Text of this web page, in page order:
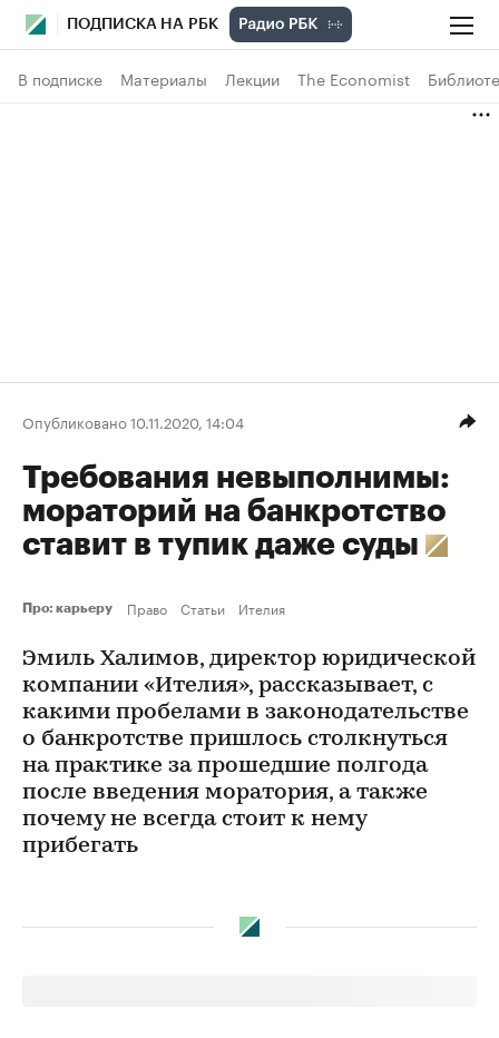
ПОДПИСКА НА РБК
В подписке Материалы Лекции The Economist
Опубликовано 10.11.2020, 14:04
Требования невыполнимы:
мораторий на банкротство
ставит в тупик даже суды
Про: карьеру Право Статьи Ителия
Эмиль Халимов, директор юридической
компании «Ителия», рассказывает, с
какими пробелами в законодательстве
о банкротстве пришлось столкнуться
на практике за прошедшие полгода
после введения моратория, а также
почему не всегда стоит к нему
прибегать